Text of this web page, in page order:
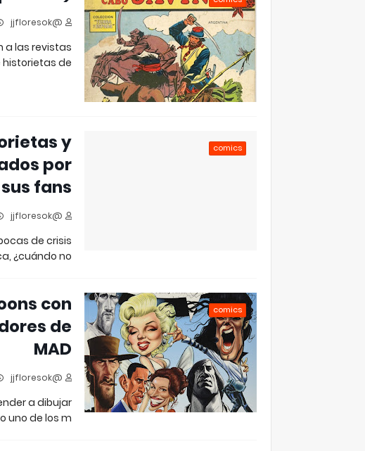
@jjfloresok
a las revistas
de …
comics
y
por
sus fans
@jjfloresok
de crisis
¿cuándo no?…
comics
con
de
MAD
@jjfloresok
a dibujar
de los m…